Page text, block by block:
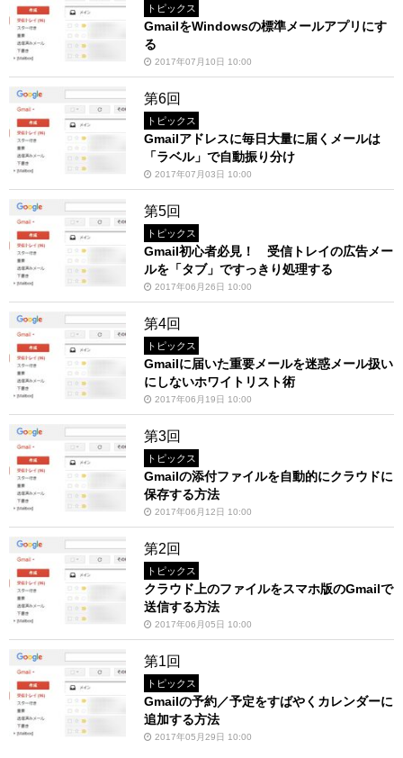
トピックス
GmailをWindowsの標準メールアプリにす
る
2017年07月10日 10:00
第6回
トピックス
Gmailアドレスに毎日大量に届くメールは
「ラベル」で自動振り分け
2017年07月03日 10:00
第5回
トピックス
Gmail初心者必見！ 受信トレイの広告メー
ルを「タブ」ですっきり処理する
2017年06月26日 10:00
第4回
トピックス
Gmailに届いた重要メールを迷惑メール扱い
にしないホワイトリスト術
2017年06月19日 10:00
第3回
トピックス
Gmailの添付ファイルを自動的にクラウドに
保存する方法
2017年06月12日 10:00
第2回
トピックス
クラウド上のファイルをスマホ版のGmailで
送信する方法
2017年06月05日 10:00
第1回
トピックス
Gmailの予約／予定をすばやくカレンダーに
追加する方法
2017年05月29日 10:00